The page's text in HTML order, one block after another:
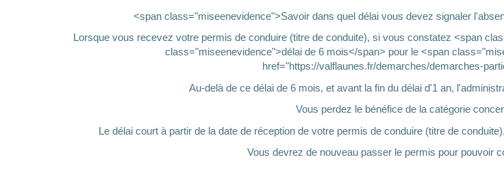
<span class="miseenevidence">Savoir dans quel délai vous devez signaler
Lorsque vous recevez votre permis de conduire (titre de conduite), si vous constatez <span
class="miseenevidence">délai de 6 mois</span> pour le <span
href="https://valflaunes.fr/demarches/demarches-
Au-delà de ce délai de 6 mois, et avant la fin du délai d'1 an,
Vous perdez le bénéfice de la catégorie
Le délai court à partir de la date de réception de votre permis de conduire (titre de
Vous devrez de nouveau passer le permis pour pouvoir